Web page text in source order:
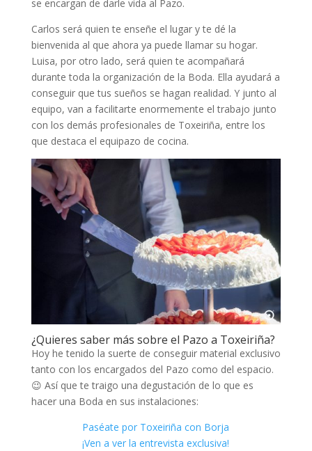
se encargan de darle vida al Pazo.
Carlos será quien te enseñe el lugar y te dé la
bienvenida al que ahora ya puede llamar su hogar.
Luisa, por otro lado, será quien te acompañará
durante toda la organización de la Boda. Ella ayudará a
conseguir que tus sueños se hagan realidad. Y junto al
equipo, van a facilitarte enormemente el trabajo junto
con los demás profesionales de Toxeiriña, entre los
que destaca el equipazo de cocina.
¿Quieres saber más sobre el Pazo a Toxeiriña?
Hoy he tenido la suerte de conseguir material exclusivo
tanto con los encargados del Pazo como del espacio.
😉 Así que te traigo una degustación de lo que es
hacer una Boda en sus instalaciones:
Paséate por Toxeiriña con Borja
¡Ven a ver la entrevista exclusiva!